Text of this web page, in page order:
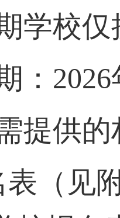
学校
： 2026
提供的
表（见